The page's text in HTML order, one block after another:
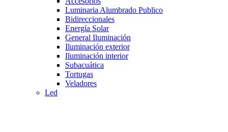
Luminaria Alumbrado Publico
Bidireccionales
Energía Solar
General Iluminación
Iluminación exterior
Iluminación interior
Subacuática
Tortugas
Veladores
Led